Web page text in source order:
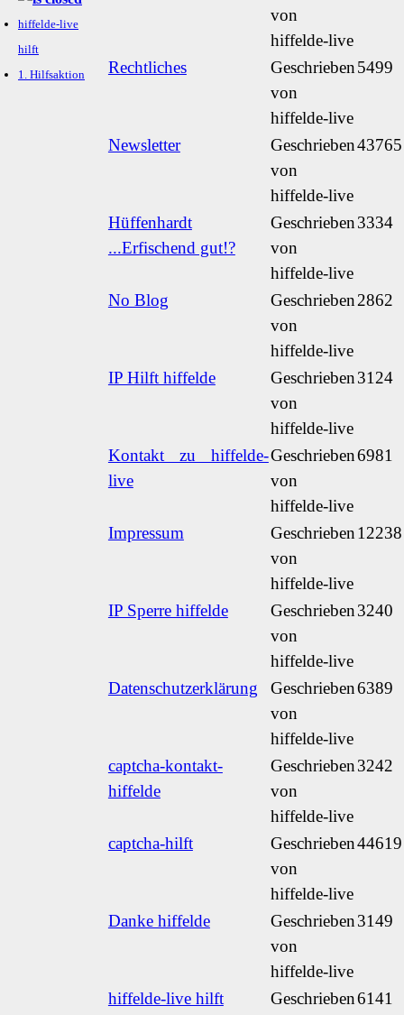
hiffelde-live
hilft
1. Hilfsaktion
von
hiffelde-live
Rechtliches
Geschrieben
von
hiffelde-live
5499
Newsletter
Geschrieben
von
hiffelde-live
43765
Hüffenhardt
...Erfischend gut!?
Geschrieben
von
hiffelde-live
3334
No Blog
Geschrieben
von
hiffelde-live
2862
IP Hilft hiffelde
Geschrieben
von
hiffelde-live
3124
Kontakt zu hiffelde-
live
Geschrieben
von
hiffelde-live
6981
Impressum
Geschrieben
von
hiffelde-live
12238
IP Sperre hiffelde
Geschrieben
von
hiffelde-live
3240
Datenschutzerklärung
Geschrieben
von
hiffelde-live
6389
captcha-kontakt-
hiffelde
Geschrieben
von
hiffelde-live
3242
captcha-hilft
Geschrieben
von
hiffelde-live
44619
Danke hiffelde
Geschrieben
von
hiffelde-live
3149
hiffelde-live hilft
Geschrieben6141